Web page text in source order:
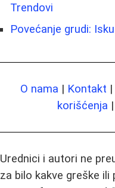
Trendovi
Povećanje grudi:
O nama | Kontakt |
korišćenja |
Urednici i autori ne
za bilo kakve greške